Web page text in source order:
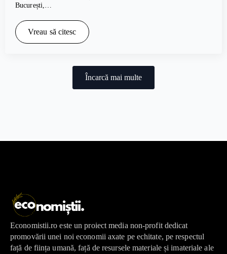
București,…
Vreau să citesc
Încarcă mai multe
Economistii.ro este un proiect media non-profit dedicat
promovării unei noi economii axate pe echitate, pe respectul
față de ființa umană, față de resursele materiale și imateriale ale